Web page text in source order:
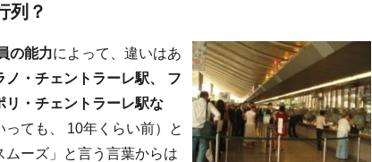
列？
の能力によって、違いはあ
・チェントラーレ駅、 フ
リ・チェントラーレ駅な
っても、 10年くらい前）と
ーズ」と言う言葉からは